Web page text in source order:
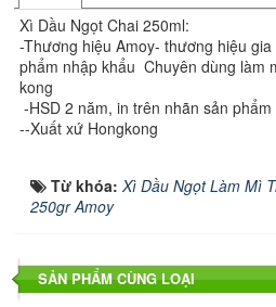
Xì Dầu Ngọt Chai 250ml:
-Thương hiệu Amoy- thương hiệu
phẩm nhập khẩu Chuyên dùng làm
kong
-HSD 2 năm, in trên nhãn sản phẩm
--Xuất xứ Hongkong
Từ khóa: Xì Dầu Ngọt Làm Mì
250gr Amoy
SẢN PHẨM CÙNG LOẠI